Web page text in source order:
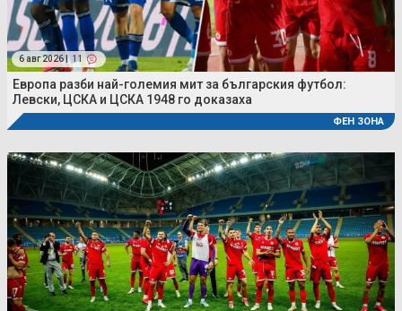
6 авг 2026 | 11
Европа разби най-големия мит за българския футбол:
Левски, ЦСКА и ЦСКА 1948 го доказаха
ФЕН ЗОНА